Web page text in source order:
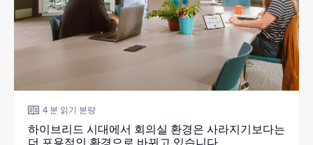
4 분 읽기 분량
하이브리드 시대에서 회의실 환경은 사라지기보다는